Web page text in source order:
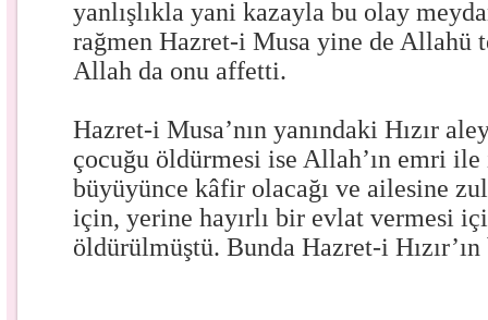
yanlışlıkla yani kazayla bu olay
rağmen Hazret-i Musa yine de Allahü
Allah da onu affetti.
Hazret-i Musa’nın yanındaki Hızır
çocuğu öldürmesi ise Allah’ın emri
büyüyünce kâfir olacağı ve ailesine
için, yerine hayırlı bir evlat vermesi
öldürülmüştü. Bunda Hazret-i